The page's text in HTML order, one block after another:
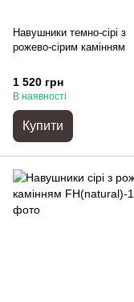
Навушники темно-сірі з
рожево-сірим камінням
1 520 грн
В наявності
Купити